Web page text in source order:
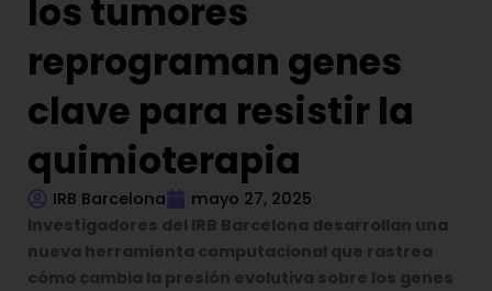
los tumores
reprograman genes
clave para resistir la
quimioterapia
IRB Barcelona
mayo 27, 2025
Investigadores del IRB Barcelona desarrollan una
nueva herramienta computacional que rastrea
cómo cambia la presión evolutiva sobre los genes